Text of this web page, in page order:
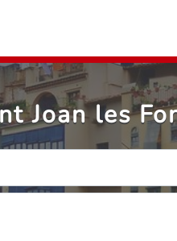
Joan les